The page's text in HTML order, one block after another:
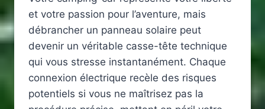
et votre passion pour l’aventure, mais
débrancher un panneau solaire peut
devenir un véritable casse-tête technique
qui vous stresse instantanément. Chaque
connexion électrique recèle des risques
potentiels si vous ne maîtrisez pas la